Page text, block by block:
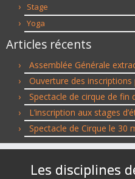
Stage
Yoga
Articles récents
Assemblée Générale
Ouverture des
Spectacle de cirque de fin
L’inscription aux stages
Spectacle de Cirque le 30
Les disciplines